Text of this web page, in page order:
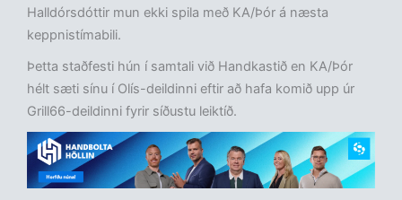
Halldórsdóttir mun ekki spila með KA/Þór á næsta
keppnistímabili.
Þetta staðfesti hún í samtali við Handkastið en KA/Þór
hélt sæti sínu í Olís-deildinni eftir að hafa komið upp úr
Grill66-deildinni fyrir síðustu leiktíð.